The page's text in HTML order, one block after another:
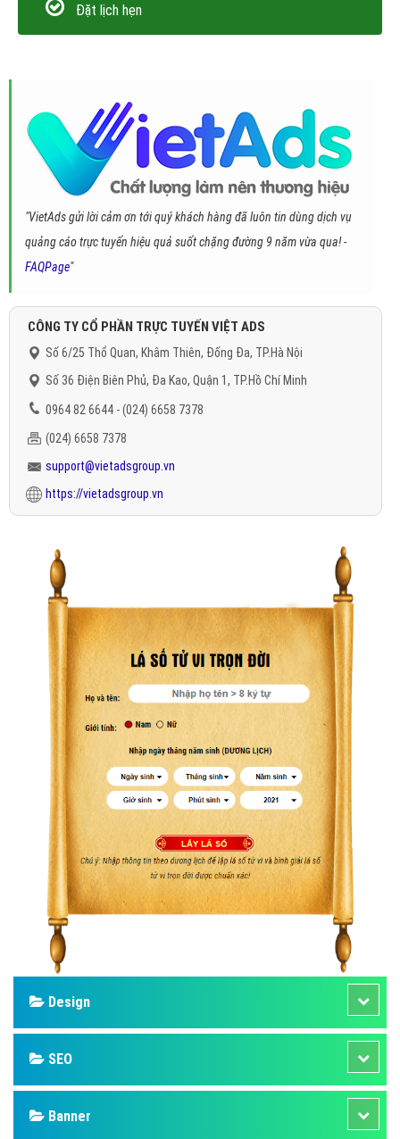
Đặt lịch hẹn
"VietAds gửi lời cảm ơn tới quý khách hàng đã luôn tin dùng dịch vụ
quảng cáo trực tuyến hiệu quả suốt chặng đường 9 năm vừa qua! -
FAQPage"
CÔNG TY CỔ PHẦN TRỰC TUYẾN VIỆT ADS
Số 6/25 Thổ Quan, Khâm Thiên, Đống Đa, TP.Hà Nội
Số 36 Điện Biên Phủ, Đa Kao, Quận 1, TP.Hồ Chí Minh
0964 82 6644 - (024) 6658 7378
(024) 6658 7378
support@vietadsgroup.vn
https://vietadsgroup.vn
Design
SEO
Banner